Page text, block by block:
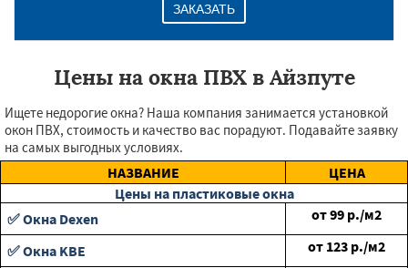
ЗАКАЗАТЬ
Цены на окна ПВХ в Айзпуте
Ищете недорогие окна? Наша компания занимается установкой
окон ПВХ, стоимость и качество вас порадуют. Подавайте заявку
на самых выгодных условиях.
НАЗВАНИЕ
ЦЕНА
Цены на пластиковые окна
✅ Окна Dexen
от99 р./м2
✅ Окна KBE
от 123 р./м2